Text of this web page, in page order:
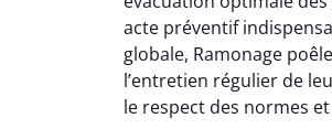
acte préventif
globale, Ramonage
l’entretien régulier de
le respect des normes